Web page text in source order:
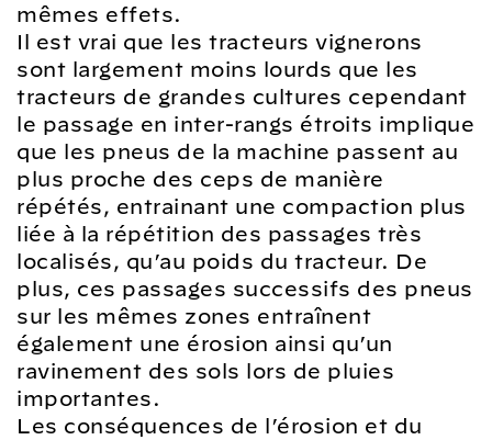
mêmes effets.
Il est vrai que les tracteurs vignerons
sont largement moins lourds que les
tracteurs de grandes cultures cependant
le passage en inter-rangs étroits implique
que les pneus de la machine passent au
plus proche des ceps de manière
répétés, entrainant une compaction plus
liée à la répétition des passages très
localisés, qu’au poids du tracteur. De
plus, ces passages successifs des pneus
sur les mêmes zones entraînent
également une érosion ainsi qu’un
ravinement des sols lors de pluies
importantes.
Les conséquences de l’érosion et du